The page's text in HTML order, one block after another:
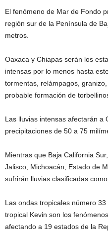
El fenómeno de Mar de Fondo
región sur de la Península de
metros.
Oaxaca y Chiapas serán los
intensas por lo menos hasta
tormentas, relámpagos,
probable formación de
Las lluvias intensas afectarán a
precipitaciones de 50 a 75
Mientras que Baja California
Jalisco, Michoacán, Estado de
sufrirán lluvias clasificadas como
Las ondas tropicales número
tropical Kevin son los
afectando a 19 estados de la